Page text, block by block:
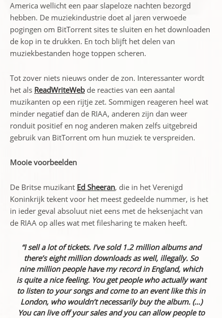
America wellicht een paar slapeloze nachten bezorgd
hebben. De muziekindustrie doet al jaren verwoede
pogingen om BitTorrent sites te sluiten en het downloaden
de kop in te drukken. En toch blijft het delen van
muziekbestanden hoge toppen scheren.
Tot zover niets nieuws onder de zon. Interessanter wordt
het als ReadWriteWeb de reacties van een aantal
muzikanten op een rijtje zet. Sommigen reageren heel wat
minder negatief dan de RIAA, anderen zijn dan weer
ronduit positief en nog anderen maken zelfs uitgebreid
gebruik van BitTorrent om hun muziek te verspreiden.
Mooie voorbeelden
De Britse muzikant Ed Sheeran, die in het Verenigd
Koninkrijk tekent voor het meest gedeelde nummer, is het
in ieder geval absoluut niet eens met de heksenjacht van
de RIAA op alles wat met filesharing te maken heeft.
“I sell a lot of tickets. I’ve sold 1.2 million albums and
there’s eight million downloads as well, illegally. So
nine million people have my record in England, which
is quite a nice feeling. You get people who actually want
to listen to your songs and come to an event like this in
London, who wouldn’t necessarily buy the album. (…)
You can live off your sales and you can allow people to